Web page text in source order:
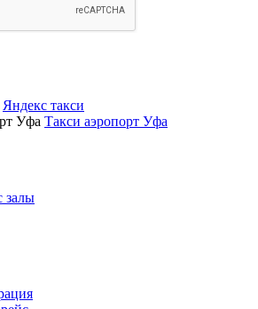
Яндекс такси
Такси аэропорт Уфа
залы